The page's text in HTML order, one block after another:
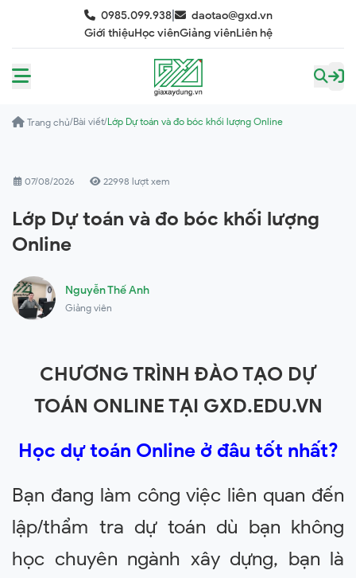
0985.099.938|
daotao@gxd.vn
Giới thiệuHọc viênGiảng viênLiên hệ
Trang chủ/Bài viết/Lớp Dự toán và đo bóc khối lượng Online
07/08/2026 22998 lượt xem
Lớp Dự toán và đo bóc khối lượng
Online
Nguyễn Thế Anh
Giảng viên
CHƯƠNG TRÌNH ĐÀO TẠO DỰ
TOÁN ONLINE TẠI GXD.EDU.VN
Học dự toán Online ở đâu tốt nhất?
Bạn đang làm công việc liên quan đến
lập/thẩm tra dự toán dù bạn không
học chuyên ngành xây dựng, bạn là